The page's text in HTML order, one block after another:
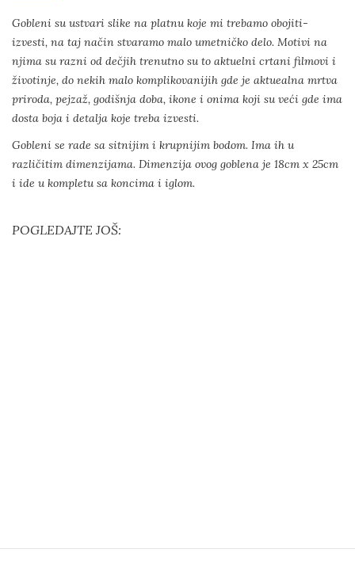
Gobleni su ustvari slike na platnu koje mi trebamo obojiti-
izvesti, na taj način stvaramo malo umetničko delo. Motivi na
njima su razni od dečjih trenutno su to aktuelni crtani filmovi i
životinje, do nekih malo komplikovanijih gde je aktuealna mrtva
priroda, pejzaž, godišnja doba, ikone i onima koji su veći gde ima
dosta boja i detalja koje treba izvesti.
Gobleni se rade sa sitnijim i krupnijim bodom. Ima ih u
različitim dimenzijama. Dimenzija ovog goblena je 18cm x 25cm
i ide u kompletu sa koncima i iglom.
POGLEDAJTE JOŠ: